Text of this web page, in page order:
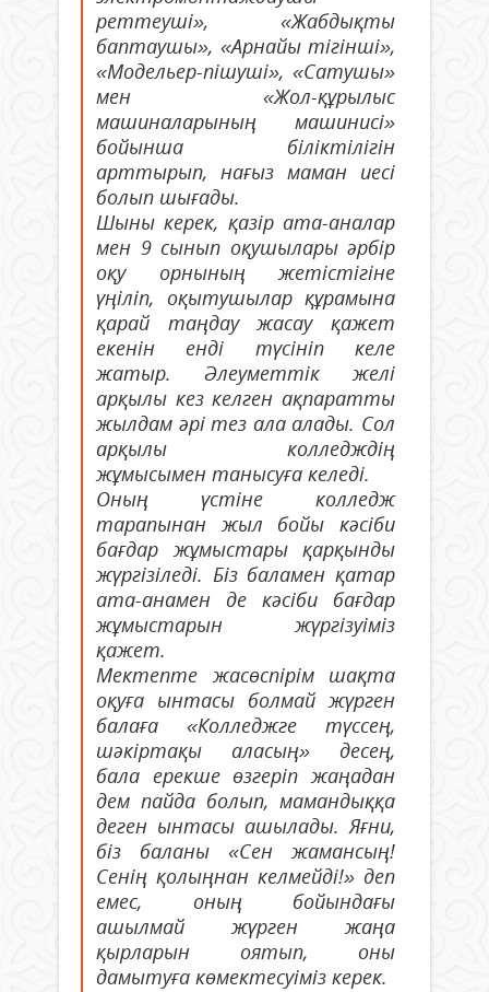
реттеуші», «Жабдықты
баптаушы», «Арнайы тігінші»,
«Модельер-пішуші», «Сатушы»
мен «Жол-құрылыс
машиналарының машинисі»
бойынша біліктілігін
арттырып, нағыз маман иесі
болып шығады.
Шыны керек, қазір ата-аналар
мен 9 сынып оқушылары әрбір
оқу орнының жетістігіне
үңіліп, оқытушылар құрамына
қарай таңдау жасау қажет
екенін енді түсініп келе
жатыр. Әлеуметтік желі
арқылы кез келген ақпаратты
жылдам әрі тез ала алады. Сол
арқылы колледждің
жұмысымен танысуға келеді.
Оның үстіне колледж
тарапынан жыл бойы кәсіби
бағдар жұмыстары қарқынды
жүргізіледі. Біз баламен қатар
ата-анамен де кәсіби бағдар
жұмыстарын жүргізуіміз
қажет.
Мектепте жасөспірім шақта
оқуға ынтасы болмай жүрген
балаға «Колледжге түссең,
шәкіртақы аласың» десең,
бала ерекше өзгеріп жаңадан
дем пайда болып, мамандыққа
деген ынтасы ашылады. Яғни,
біз баланы «Сен жамансың!
Сенің қолыңнан келмейді!» деп
емес, оның бойындағы
ашылмай жүрген жаңа
қырларын оятып, оны
дамытуға көмектесуіміз керек.